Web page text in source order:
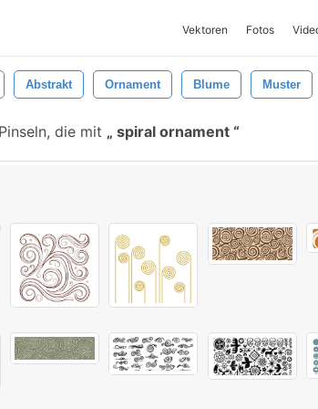
Vektoren Fotos
Abstrakt Ornament Blume Muster
die mit spiral ornament